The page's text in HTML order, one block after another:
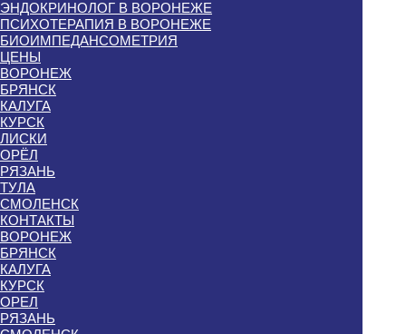
ЭНДОКРИНОЛОГ В ВОРОНЕЖЕ
ПСИХОТЕРАПИЯ В ВОРОНЕЖЕ
БИОИМПЕДАНСОМЕТРИЯ
ЦЕНЫ
ВОРОНЕЖ
БРЯНСК
КАЛУГА
КУРСК
ЛИСКИ
ОРЁЛ
РЯЗАНЬ
ТУЛА
СМОЛЕНСК
КОНТАКТЫ
ВОРОНЕЖ
БРЯНСК
КАЛУГА
КУРСК
ОРЕЛ
РЯЗАНЬ